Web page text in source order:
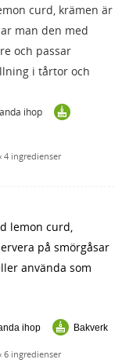
curd, krämen är
man den med
och passar
i tårtor och
ihop
4 ingredienser
lemon curd,
på smörgåsar
använda som
ihop Bakverk
6 ingredienser